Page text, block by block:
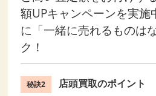
額UPキャンペーンを実施
に「一緒に売れるものは
ク！
秘訣2 店頭買取のポイント